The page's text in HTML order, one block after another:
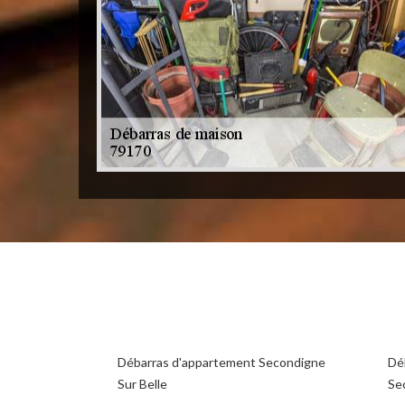
Débarras d'appartement Secondigne
Sur Belle